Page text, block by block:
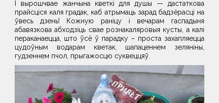
І вырошчвае жанчына кветкі для душы — дастаткова
прайсціся каля градак, каб атрымаць зарад бадзёрасці на
ўвесь дзень! Кожную раніцу і вечарам гаспадыня
абавязкова абходзіць свае рознакаляровыя кусты, а калі
пераканаецца, што ўсё ў парадку – проста захапляецца
цудоўным водарам кветак, шапаценнем зеляніны,
гудзеннем пчол, прыгажосцю суквеццяў.